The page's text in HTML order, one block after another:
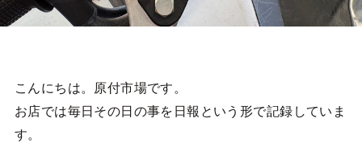
こんにちは。原付市場です。
お店では毎日その日の事を日報という形で記録していま
す。